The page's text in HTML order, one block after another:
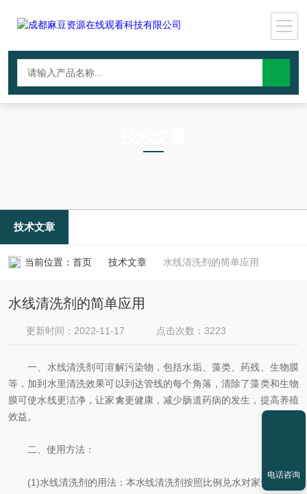
技术文章
当前位置： 首页 技术文章 水线清洗剂的简单应用
水线清洗剂的简单应用
更新时间：2022-11-17 点击次数：3223
一、水线清洗剂可溶解污染物，包括水垢、藻类、药残、生物膜
等，加到水里清洗效果可以到达管线的每个角落，清除了藻类和生物
膜可使水线更洁净，让家禽更健康，减少肠道药病的发生，提高养殖
效益。
二、使用方法：
(1)水线清洗剂的用法：本水线清洗剂按照比例兑水对家禽无毒无
电话咨询